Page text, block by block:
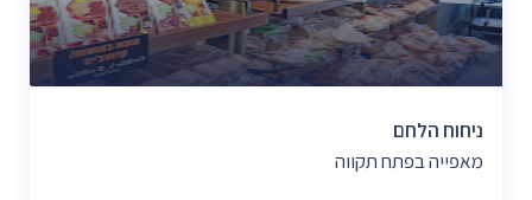
ניחוח הלחם
מאפייה בפתח תקווה